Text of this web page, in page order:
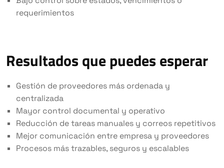
requerimientos
Resultados que puedes esperar
Gestión de proveedores más ordenada y
centralizada
Mayor control documental y operativo
Reducción de tareas manuales y correos repetitivos
Mejor comunicación entre empresa y proveedores
Procesos más trazables, seguros y escalables